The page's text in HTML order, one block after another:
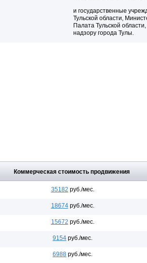
и государственные
Тульской области,
Палата Тульской
надзору города Тулы.
Коммерческая стоимость продвижения
35182 руб./мес.
18674руб./мес.
15672 руб./мес.
9154 руб./мес.
6988 руб./мес.